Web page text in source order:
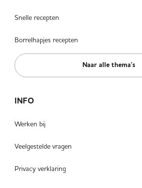
Snelle recepten
Borrelhapjes recepten
Naar alle thema's
INFO
Werken bij
Veelgestelde vragen
Privacy verklaring